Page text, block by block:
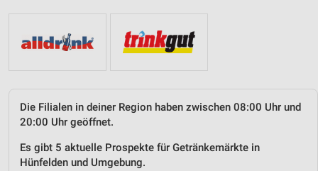
Die Filialen in deiner Region haben zwischen 08:00 Uhr und
20:00 Uhr geöffnet.
Es gibt 5 aktuelle Prospekte für Getränkemärkte in
Hünfelden und Umgebung.